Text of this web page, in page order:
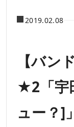
2019.02.08
【バン
★2「宇
ュー？]